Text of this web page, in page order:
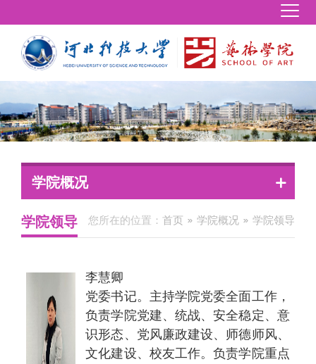
学院概况
您所在的位置： 首页 学院概况 学院领导
学院领导
李慧卿
党委书记。主持学院党委全面工作，
负责学院党建、统战、安全稳定、意
识形态、党风廉政建设、师德师风、
文化建设、校友工作。负责学院重点